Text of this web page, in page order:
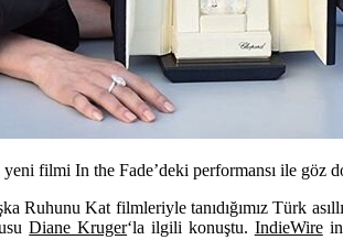
filmi In the Fade’deki performansı ile
Ruhunu Kat filmleriyle tanıdığımız Türk
Diane Kruger‘la ilgili konuştu. IndieWire